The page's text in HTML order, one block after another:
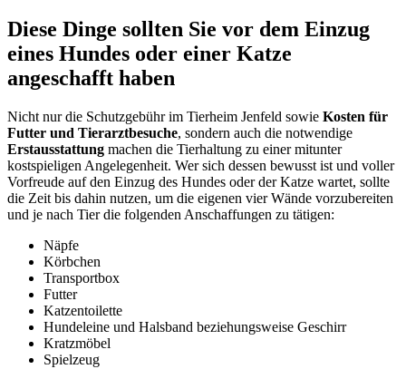
Diese Dinge sollten Sie vor dem Einzug
eines Hundes oder einer Katze
angeschafft haben
Nicht nur die Schutzgebühr im Tierheim Jenfeld sowie Kosten für
Futter und Tierarztbesuche, sondern auch die notwendige
Erstausstattung machen die Tierhaltung zu einer mitunter
kostspieligen Angelegenheit. Wer sich dessen bewusst ist und voller
Vorfreude auf den Einzug des Hundes oder der Katze wartet, sollte
die Zeit bis dahin nutzen, um die eigenen vier Wände vorzubereiten
und je nach Tier die folgenden Anschaffungen zu tätigen:
Näpfe
Körbchen
Transportbox
Futter
Katzentoilette
Hundeleine und Halsband beziehungsweise Geschirr
Kratzmöbel
Spielzeug